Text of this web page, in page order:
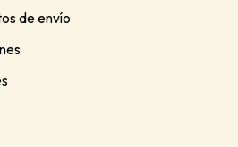
de envío